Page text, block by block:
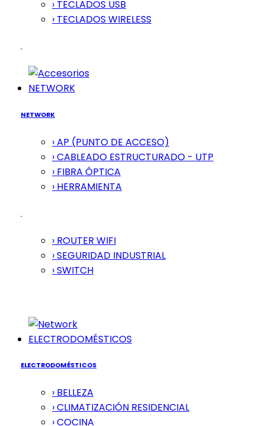
› TECLADOS USB
› TECLADOS WIRELESS
NETWORK
NETWORK
› AP (PUNTO DE ACCESO)
› CABLEADO ESTRUCTURADO - UTP
› FIBRA ÓPTICA
› HERRAMIENTA
› ROUTER WIFI
› SEGURIDAD INDUSTRIAL
› SWITCH
ELECTRODOMÉSTICOS
ELECTRODOMÉSTICOS
› BELLEZA
› CLIMATIZACIÓN RESIDENCIAL
› COCINA